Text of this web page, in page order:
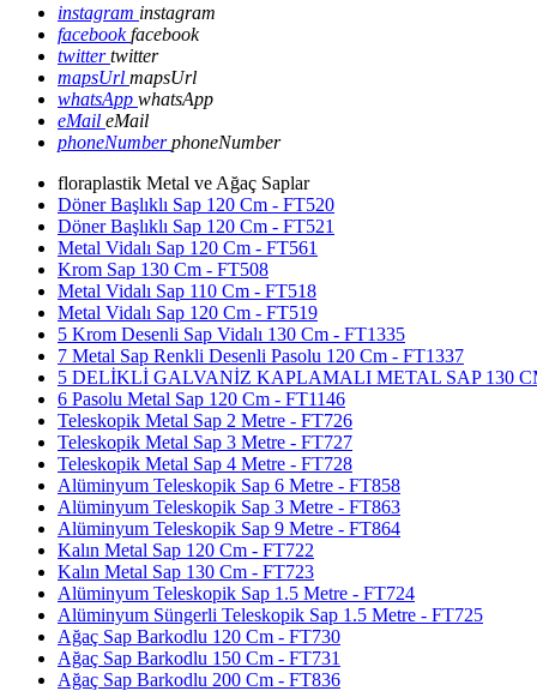
instagram instagram
facebookfacebook
twittertwitter
mapsUrl mapsUrl
whatsApp whatsApp
eMail eMail
phoneNumberphoneNumber
floraplastik Metal ve Ağaç Saplar
Döner Başlıklı Sap 120 Cm - FT520
Döner Başlıklı Sap 120 Cm - FT521
Metal Vidalı Sap 120 Cm - FT561
Krom Sap 130 Cm - FT508
Metal Vidalı Sap 110 Cm - FT518
Metal Vidalı Sap 120 Cm - FT519
5 Krom Desenli Sap Vidalı 130 Cm - FT1335
7 Metal Sap Renkli Desenli Pasolu 120 Cm - FT1337
5 DELİKLİ GALVANİZ KAPLAMALI METAL SAP 130
6 Pasolu Metal Sap 120 Cm - FT1146
Teleskopik Metal Sap 2 Metre - FT726
Teleskopik Metal Sap 3 Metre - FT727
Teleskopik Metal Sap 4 Metre - FT728
Alüminyum Teleskopik Sap 6 Metre - FT858
Alüminyum Teleskopik Sap 3 Metre - FT863
Alüminyum Teleskopik Sap 9 Metre - FT864
Kalın Metal Sap 120 Cm - FT722
Kalın Metal Sap 130 Cm - FT723
Alüminyum Teleskopik Sap 1.5 Metre - FT724
Alüminyum Süngerli Teleskopik Sap 1.5 Metre - FT725
Ağaç Sap Barkodlu 120 Cm - FT730
Ağaç Sap Barkodlu 150 Cm - FT731
Ağaç Sap Barkodlu 200 Cm - FT836